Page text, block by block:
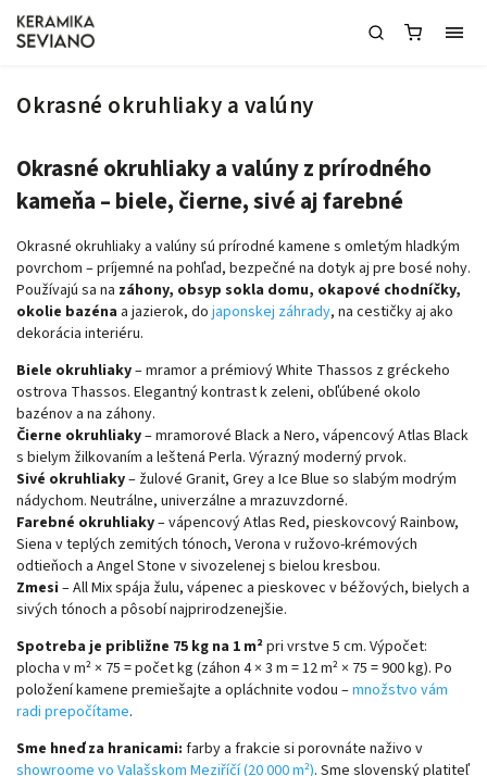
Okrasné okruhliaky a valúny
Okrasné okruhliaky a valúny z prírodného
kameňa – biele, čierne, sivé aj farebné
Okrasné okruhliaky a valúny sú prírodné kamene s omletým hladkým
povrchom – príjemné na pohľad, bezpečné na dotyk aj pre bosé nohy.
Používajú sa na záhony, obsyp sokla domu, okapové chodníčky,
okolie bazéna a jazierok, do japonskej záhrady, na cestičky aj ako
dekorácia interiéru.
Biele okruhliaky– mramor a prémiový White Thassos z gréckeho
ostrova Thassos. Elegantný kontrast k zeleni, obľúbené okolo
bazénov a na záhony.
Čierne okruhliaky– mramorové Black a Nero, vápencový Atlas Black
s bielym žilkovaním a leštená Perla. Výrazný moderný prvok.
Sivé okruhliaky– žulové Granit, Grey a Ice Blue so slabým modrým
nádychom. Neutrálne, univerzálne a mrazuvzdorné.
Farebné okruhliaky– vápencový Atlas Red, pieskovcový Rainbow,
Siena v teplých zemitých tónoch, Verona v ružovo-krémových
odtieňoch a Angel Stone v sivozelenej s bielou kresbou.
Zmesi – All Mix spája žulu, vápenec a pieskovec v béžových, bielych a
sivých tónoch a pôsobí najprirodzenejšie.
Spotreba je približne 75 kg na 1 m²pri vrstve 5 cm. Výpočet:
plocha v m² × 75 = počet kg (záhon 4 × 3 m = 12 m² × 75 = 900 kg). Po
položení kamene premiešajte a opláchnite vodou –množstvo vám
radi prepočítame.
Sme hneď za hranicami: farby a frakcie si porovnáte naživo v
showroome vo Valašskom Meziříčí (20 000 m²). Sme slovenský platiteľ